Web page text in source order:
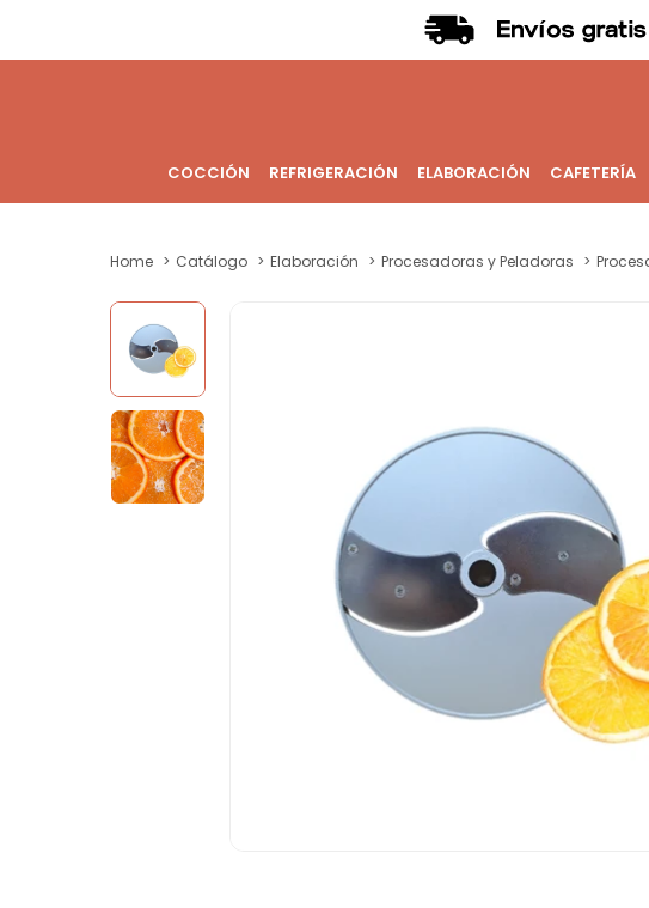
COCCIÓN REFRIGERACIÓN ELABORACIÓN CAFETERÍA
Home Catálogo Elaboración Procesadoras y Peladoras